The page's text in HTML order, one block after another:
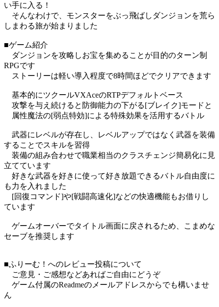
い手に入る！
そんなわけで、モンスターをぶっ飛ばしダンジョンを荒ら
しまわる旅が始まりました
■ゲーム紹介
ダンジョンを攻略しお宝を集めることが目的のターン制
RPGです
ストーリーは軽い導入程度で8時間ほどでクリアできます
基本的にツクールVXAceのRTPデフォルトベース
攻撃を与え続けると防御能力の下がる[ブレイク]モードと
属性魔法の[弱点特効]による特殊効果を活用するバトル
武器にレベルが存在し、レベルアップではなく武器を装備
することでスキルを習得
装備の組み合わせで職業相当のクラスチェンジ簡易化に見
立てています
好きな武器を好きに使って好き放題できるバトル自由度に
も力を入れました
[回復コマンド]や[戦闘高速化]などの快適機能もお借りし
ています
ゲームオーバーでタイトル画面に戻されるため、こまめな
セーブを推奨します
■ふりーむ！へのレビュー投稿について
ご意見・ご感想などあればご自由にどうぞ
ゲーム付属のReadmeのメールアドレスからでも構いませ
ん